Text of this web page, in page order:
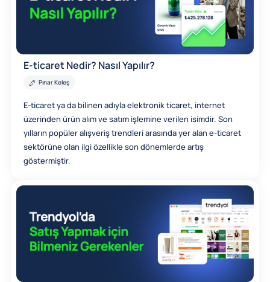
E-ticaret Nedir? Nasıl Yapılır?
Pınar Keleş
E-ticaret ya da bilinen adıyla elektronik ticaret, internet
üzerinden ürün alım ve satım işlemine verilen isimdir. Son
yılların popüler alışveriş trendleri arasında yer alan e-ticaret
sektörüne olan ilgi özellikle son dönemlerde artış
göstermiştir.